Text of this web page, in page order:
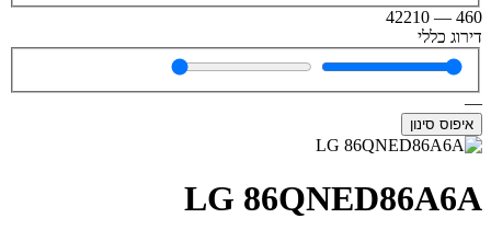
460
—
42210
דירוג כללי
—
איפוס סינון
LG 86QNED86A6A